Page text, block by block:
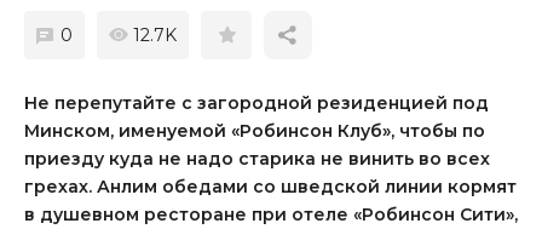
0 12.7K
Не перепутайте с загородной резиденцией под
Минском, именуемой «Робинсон Клуб», чтобы по
приезду куда не надо старика не винить во всех
грехах. Анлим обедами со шведской линии кормят
в душевном ресторане при отеле «Робинсон Сити»,